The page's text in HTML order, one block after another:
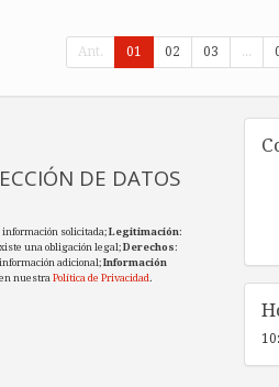
Ant. 01 02 03 ...
DE DATOS
solicitada;Legitimación:
una obligación legal;Derechos:
adicional;Información
nuestra Política de Privacidad.